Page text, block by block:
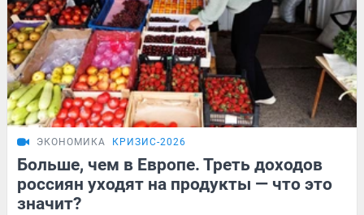
ЭКОНОМИКА КРИЗИС-2026
Больше, чем в Европе. Треть доходов
россиян уходят на продукты — что это
значит?